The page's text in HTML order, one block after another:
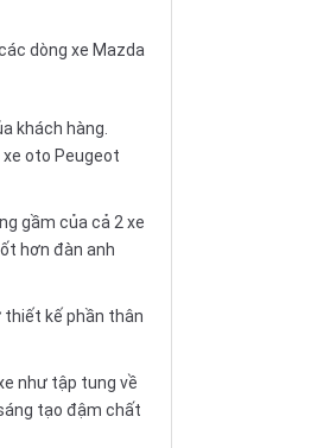
dòng xe Mazda
khách hàng.
oto Peugeot
gầm của cả 2 xe
hơn đàn anh
kế phần thân
như tập tung về
tạo đậm chất